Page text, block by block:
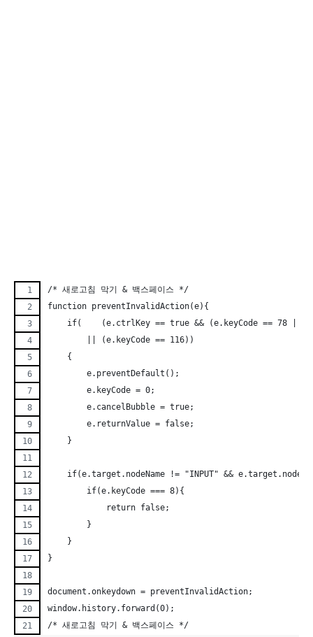
/* 새로고침 막기 & 백스페이스 */
function preventInvalidAction(e){
if(    (e.ctrlKey == true && (e.keyCode == 78 ||
        || (e.keyCode == 116))
    {
        e.preventDefault();
        e.keyCode = 0;
        e.cancelBubble = true;
        e.returnValue = false;
    }
if(e.target.nodeName != "INPUT" &&
        if(e.keyCode === 8){
            return false;
        }
    }
}
document.onkeydown = preventInvalidAction;
window.history.forward(0);
/* 새로고침 막기 & 백스페이스 */